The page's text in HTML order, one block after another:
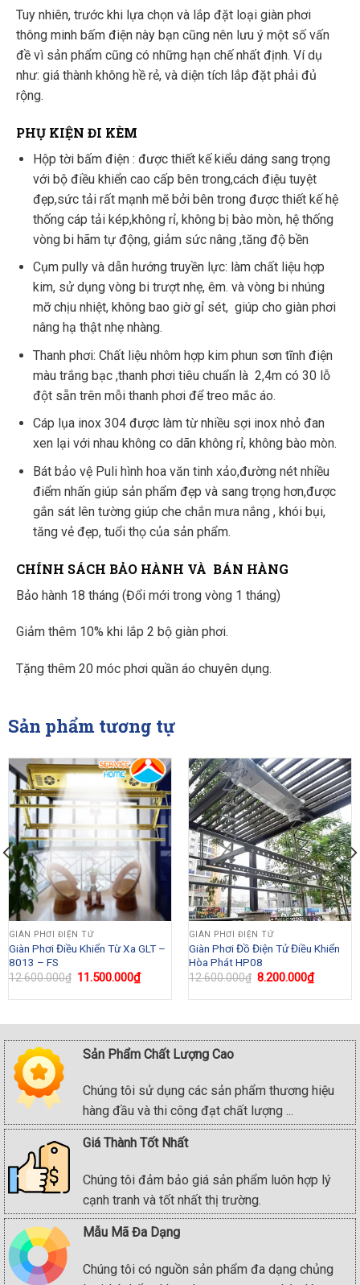
Tuy nhiên, trước khi lựa chọn và lắp đặt loại giàn phơi
thông minh bấm điện này bạn cũng nên lưu ý một số vấn
đề vì sản phẩm cũng có những hạn chế nhất định. Ví dụ
như: giá thành không hề rẻ, và diện tích lắp đặt phải đủ
rộng.
PHỤ KIỆN ĐI KÈM
Hộp tời bấm điện : được thiết kế kiểu dáng sang trọng
với bộ điều khiển cao cấp bên trong,cách điệu tuyệt
đẹp,sức tải rất mạnh mẽ bởi bên trong được thiết kế hệ
thống cáp tải kép,không rỉ, không bị bào mòn, hệ thống
vòng bi hãm tự động, giảm sức nâng ,tăng độ bền
Cụm pully và dẫn hướng truyền lực: làm chất liệu hợp
kim, sử dụng vòng bi trượt nhẹ, êm. và vòng bi nhúng
mỡ chịu nhiệt, không bao giờ gỉ sét, giúp cho giàn phơi
nâng hạ thật nhẹ nhàng.
Thanh phơi: Chất liệu nhôm hợp kim phun sơn tĩnh điện
màu trắng bạc ,thanh phơi tiêu chuẩn là 2,4m có 30 lỗ
đột sẵn trên mỗi thanh phơi để treo mắc áo.
Cáp lụa inox 304 được làm từ nhiều sợi inox nhỏ đan
xen lại với nhau không co dãn không rỉ, không bào mòn.
Bát bảo vệ Puli hình hoa văn tinh xảo,đường nét nhiều
điểm nhấn giúp sản phẩm đẹp và sang trọng hơn,được
gắn sát lên tường giúp che chắn mưa nắng , khói bụi,
tăng vẻ đẹp, tuổi thọ của sản phẩm.
CHÍNH SÁCH BẢO HÀNH VÀ BÁN HÀNG
Bảo hành 18 tháng (Đổi mới trong vòng 1 tháng)
Giảm thêm 10% khi lắp 2 bộ giàn phơi.
Tặng thêm 20 móc phơi quần áo chuyên dụng.
Sản phẩm tương tự
GIÀN PHƠI ĐIỆN TỬ
Giàn Phơi Điều Khiển Từ Xa GLT –
8013 – FS
12.600.000₫ Original
was:
11.500.000₫Current
price
is:
GIÀN PHƠI ĐIỆN TỬ
Giàn Phơi Đồ Điện Tử Điều Khiển
Hòa Phát HP08
12.600.000₫ Original
was:
8.200.000₫Current
price
is:
Sản Phẩm Chất Lượng Cao
Chúng tôi sử dụng các sản phẩm thương hiệu
hàng đầu và thi công đạt chất lượng ...
Giá Thành Tốt Nhất
Chúng tôi đảm bảo giá sản phẩm luôn hợp lý
cạnh tranh và tốt nhất thị trường.
Mẫu Mã Đa Dạng
Chúng tôi có nguồn sản phẩm đa dạng chủng